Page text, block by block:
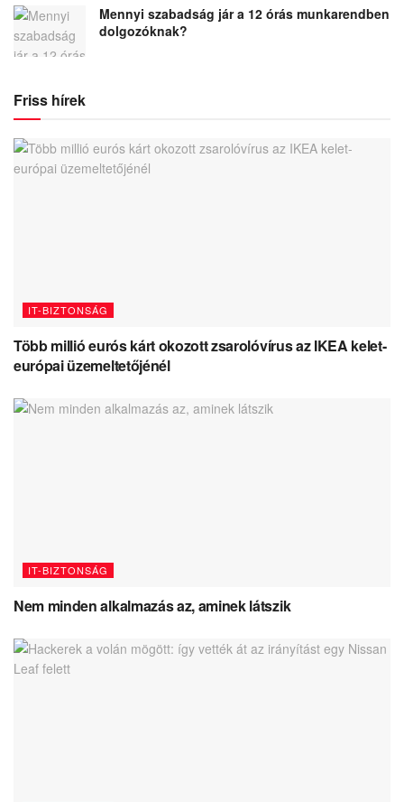
Mennyi szabadság jár a 12 órás munkarendben
dolgozóknak?
Friss hírek
IT-BIZTONSÁG
Több millió eurós kárt okozott zsarolóvírus az IKEA kelet-
európai üzemeltetőjénél
IT-BIZTONSÁG
Nem minden alkalmazás az, aminek látszik